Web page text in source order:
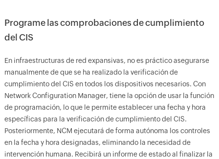
Programe las comprobaciones de cumplimiento
del CIS
En infraestructuras de red expansivas, no es práctico asegurarse
manualmente de que se ha realizado la verificación de
cumplimiento del CIS en todos los dispositivos necesarios. Con
Network Configuration Manager, tiene la opción de usar la función
de programación, lo que le permite establecer una fecha y hora
específicas para la verificación de cumplimiento del CIS.
Posteriormente, NCM ejecutará de forma autónoma los controles
en la fecha y hora designadas, eliminando la necesidad de
intervención humana. Recibirá un informe de estado al finalizar la